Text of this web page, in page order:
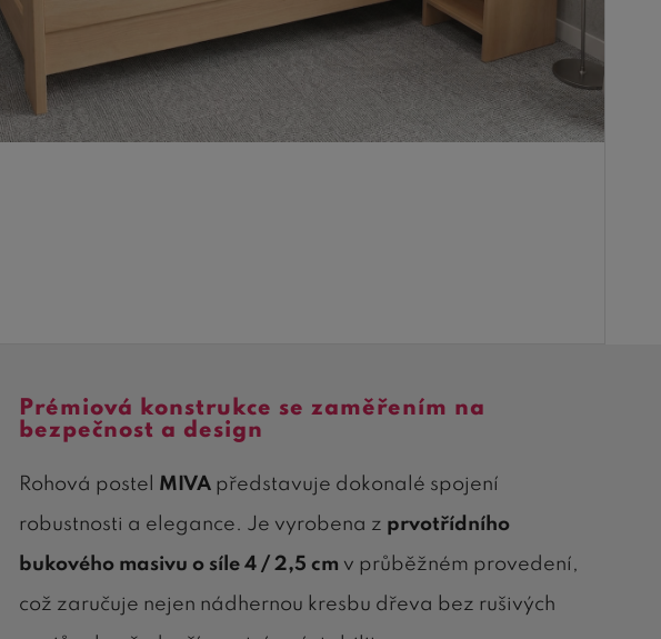
Prémiová konstrukce se zaměřením na
bezpečnost a design
Rohová postel MIVA představuje dokonalé spojení
robustnosti a elegance. Je vyrobena z prvotřídního
bukového masivu o síle 4 / 2,5 cm v průběžném provedení,
což zaručuje nejen nádhernou kresbu dřeva bez rušivých